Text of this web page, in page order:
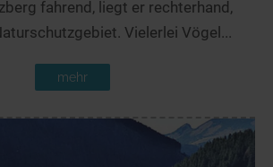
fahrend, liegt er rechterhand,
Vielerlei Vögel...
mehr